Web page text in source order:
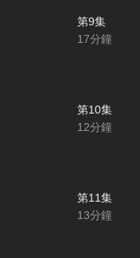
第9集
17分鐘
第10集
12分鐘
第11集
13分鐘